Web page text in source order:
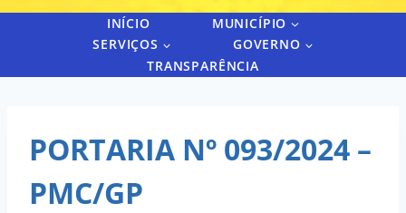
INÍCIO
MUNICÍPIO
SERVIÇOS
GOVERNO
TRANSPARÊNCIA
PORTARIA Nº 093/2024 –
PMC/GP